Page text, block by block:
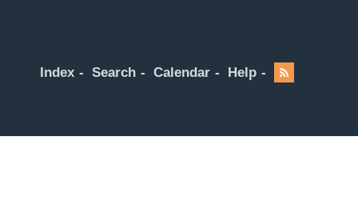
Index Search Calendar Help